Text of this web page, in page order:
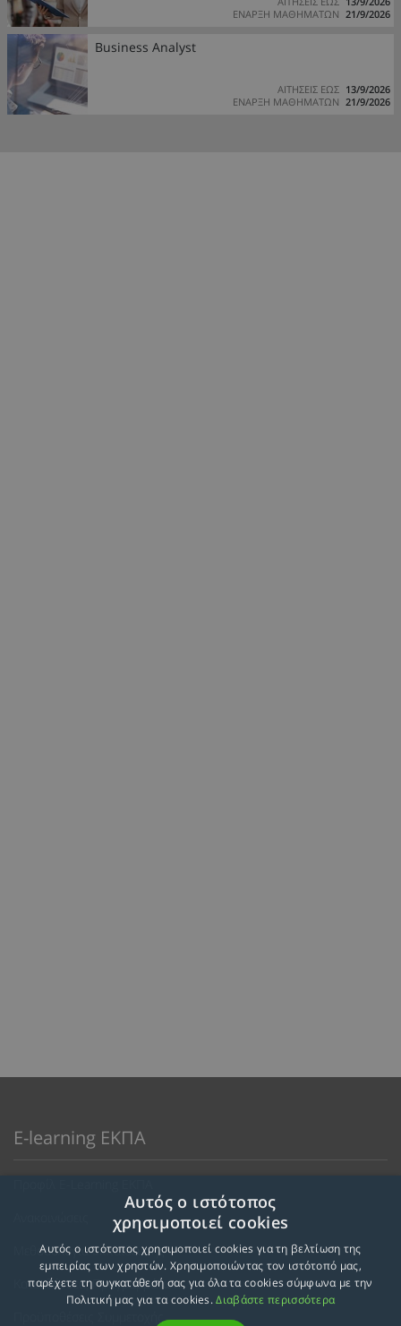
ΕΝΑΡΞΗ ΜΑΘΗΜΑΤΩΝ 21/9/2026
Business Analyst
ΑΙΤΗΣΕΙΣ ΕΩΣ 13/9/2026
ΕΝΑΡΞΗ ΜΑΘΗΜΑΤΩΝ 21/9/2026
E-learning ΕΚΠΑ
Μεθοδολογία Εκπαίδευσης
Κατευθύνσεις Προγραμμάτων
Προϋποθέσεις Συμμετοχής
Αυτός ο ιστότοπος
χρησιμοποιεί cookies
Αυτός ο ιστότοπος χρησιμοποιεί cookies για τη βελτίωση της
εμπειρίας των χρηστών. Χρησιμοποιώντας τον ιστότοπό μας,
παρέχετε τη συγκατάθεσή σας για όλα τα cookies σύμφωνα με την
Πολιτική μας για τα cookies.Διαβάστε περισσότερα